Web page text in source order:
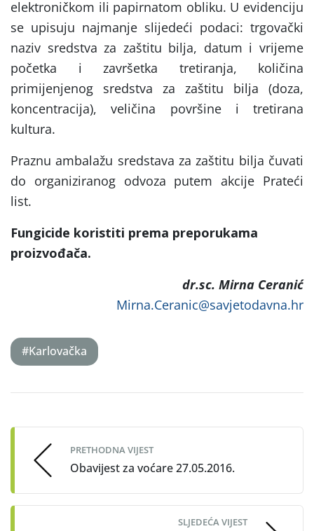
elektroničkom ili papirnatom obliku. U evidenciju
se upisuju najmanje slijedeći podaci: trgovački
naziv sredstva za zaštitu bilja, datum i vrijeme
početka i završetka tretiranja, količina
primijenjenog sredstva za zaštitu bilja (doza,
koncentracija), veličina površine i tretirana
kultura.
Praznu ambalažu sredstava za zaštitu bilja čuvati
do organiziranog odvoza putem akcije Prateći
list.
Fungicide koristiti prema preporukama
proizvođača.
dr.sc. Mirna Ceranić
Mirna.Ceranic@savjetodavna.hr
#Karlovačka
navigation
PRETHODNA VIJEST
Obavijest za voćare 27.05.2016.
SLJEDEĆA VIJEST